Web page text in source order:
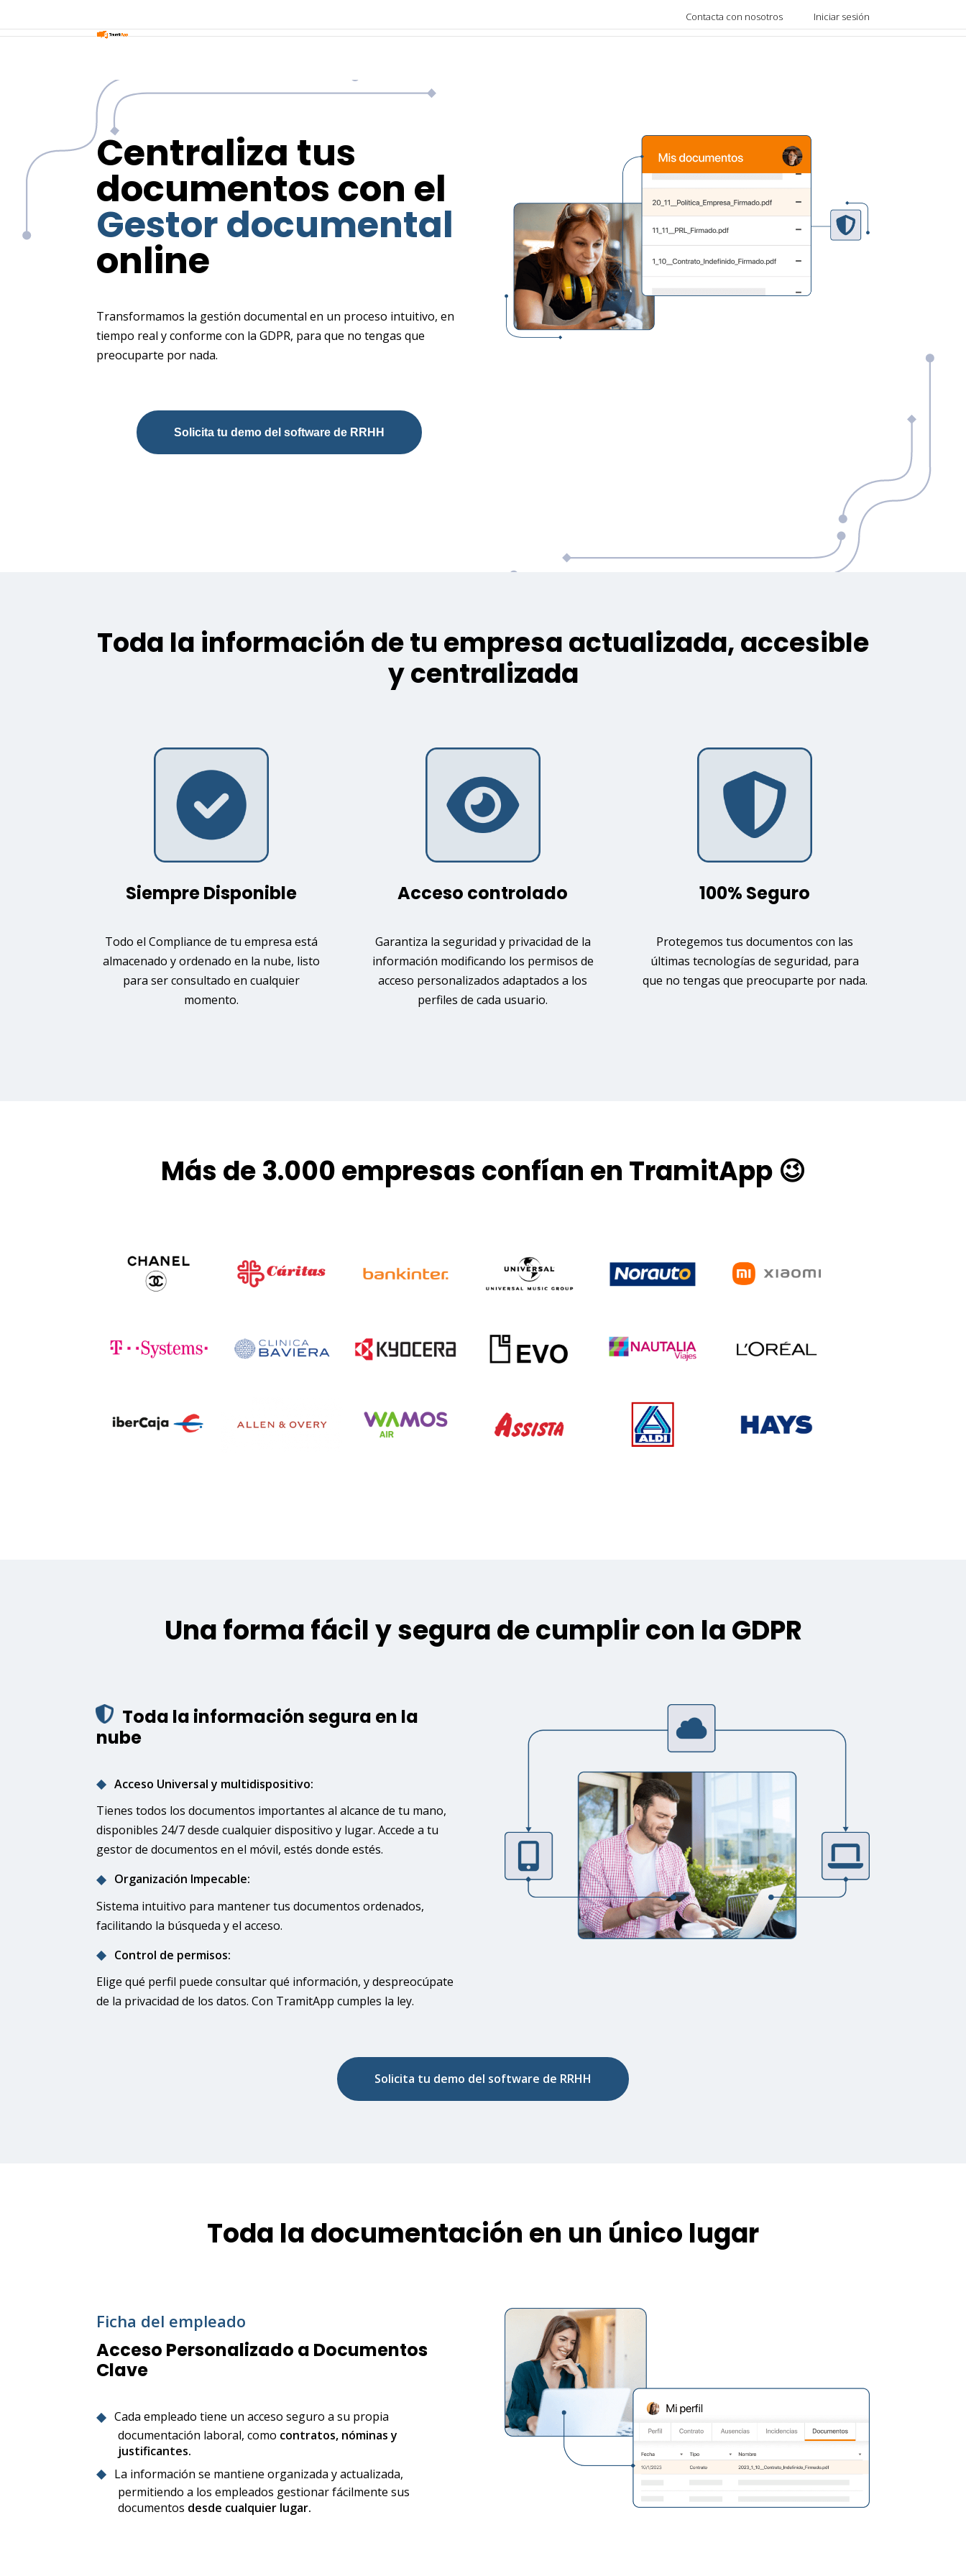
Contacta con nosotros Iniciar sesión
Centraliza tus
documentos con el
Gestor documental
online
Transformamos la gestión documental en un proceso intuitivo, en
tiempo real y conforme con la GDPR, para que no tengas que
preocuparte por nada.
Solicita tu demo del software de RRHH
Toda la información de tu empresa actualizada, accesible
y centralizada
Siempre Disponible
Todo el Compliance de tu empresa está
almacenado y ordenado en la nube, listo
para ser consultado en cualquier
momento.
Acceso controlado
Garantiza la seguridad y privacidad de la
información modificando los permisos de
acceso personalizados adaptados a los
perfiles de cada usuario.
100% Seguro
Protegemos tus documentos con las
últimas tecnologías de seguridad, para
que no tengas que preocuparte por nada.
Más de 3.000 empresas confían en TramitApp 😉
Una forma fácil y segura de cumplir con la GDPR
Toda la información segura en la
nube
Acceso Universal y multidispositivo:
Tienes todos los documentos importantes al alcance de tu mano,
disponibles 24/7 desde cualquier dispositivo y lugar. Accede a tu
gestor de documentos en el móvil, estés donde estés.
Organización Impecable:
Sistema intuitivo para mantener tus documentos ordenados,
facilitando la búsqueda y el acceso.
Control de permisos:
Elige qué perfil puede consultar qué información, y despreocúpate
de la privacidad de los datos. Con TramitApp cumples la ley.
Solicita tu demo del software de RRHH
Toda la documentación en un único lugar
Ficha del empleado
Acceso Personalizado a Documentos
Clave
Cada empleado tiene un acceso seguro a su propia
documentación laboral, como contratos, nóminas y
justificantes.
La información se mantiene organizada y actualizada,
permitiendo a los empleados gestionar fácilmente sus
documentos desde cualquier lugar.